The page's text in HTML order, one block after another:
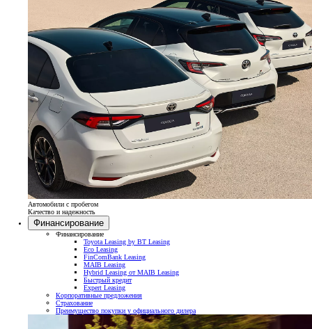
Автомобили с пробегом
Качество и надежность
Финансирование
Финансирование
Toyota Leasing by BT Leasing
Eco Leasing
FinComBank Leasing
MAIB Leasing
Hybrid Leasing от MAIB Leasing
Быстрый кредит
Expert Leasing
Корпоративные предложения
Страхование
Преимущество покупки у официального дилера